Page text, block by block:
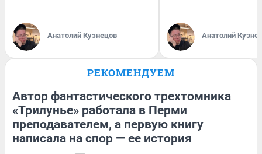
Анатолий Кузнецов Анатолий
РЕКОМЕНДУЕМ
Автор фантастического трехтомника
«Трилунье» работала в Перми
преподавателем, а первую книгу
написала на спор — ее история